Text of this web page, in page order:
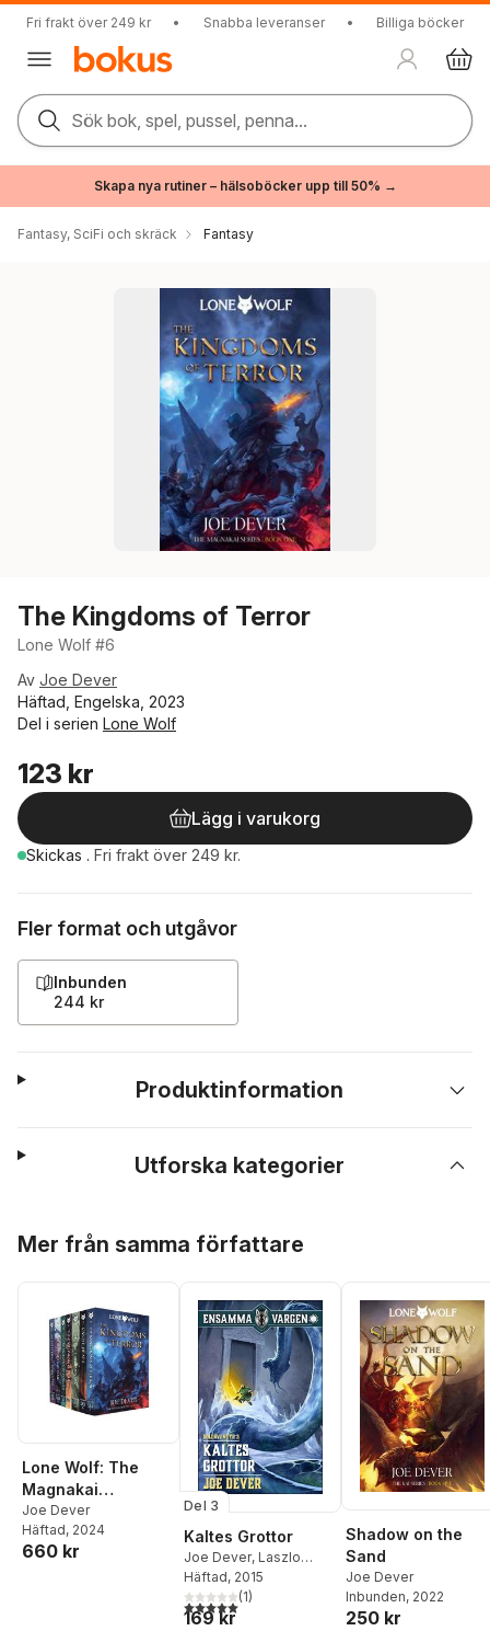
Fri frakt över 249 kr • Snabba leveranser • Billiga böcker
Sök bok, spel, pussel, penna...
Skapa nya rutiner – hälsoböcker upp till 50% →
Fantasy, SciFi och skräck Fantasy
The Kingdoms of Terror
Lone Wolf #6
Av Joe Dever
Häftad, Engelska, 2023
Del i serien Lone Wolf
123 kr
Lägg i varukorg
Skickas . Fri frakt över 249 kr.
Fler format och utgåvor
Inbunden
244 kr
Produktinformation
Utforska kategorier
Mer från samma författare
Lone Wolf: The
Magnakai
Collection
Joe Dever
Häftad, 2024
660 kr
Del 3
Kaltes Grottor
Joe Dever, Laszlo
Cook
Häftad, 2015
5,0utav 5 stjärnor. Totalt antal röster:
(1)
169 kr
Shadow on the
Sand
Joe Dever
Inbunden, 2022
250 kr